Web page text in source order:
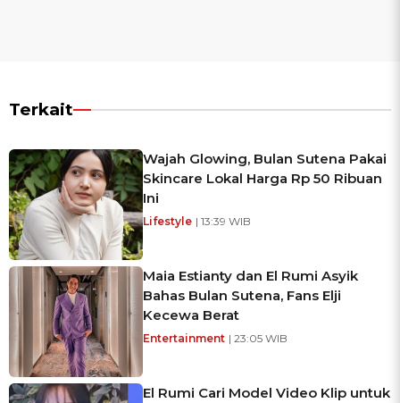
Terkait
Wajah Glowing, Bulan Sutena Pakai
Skincare Lokal Harga Rp 50 Ribuan
Ini
Lifestyle | 13:39 WIB
Maia Estianty dan El Rumi Asyik
Bahas Bulan Sutena, Fans Elji
Kecewa Berat
Entertainment | 23:05 WIB
El Rumi Cari Model Video Klip untuk